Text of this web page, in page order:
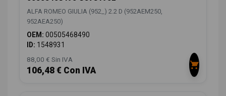
ALFA ROMEO GIULIA (952_) 2.2 D (952AEM250,
952AEA250)
OEM: 00505468490
ID: 1548931
88,00 € Sin IVA
106,48 € Con IVA